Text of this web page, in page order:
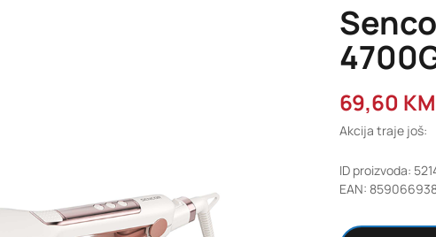
69,60 KM
Akcija traje još:
ID proizvoda:
EAN: